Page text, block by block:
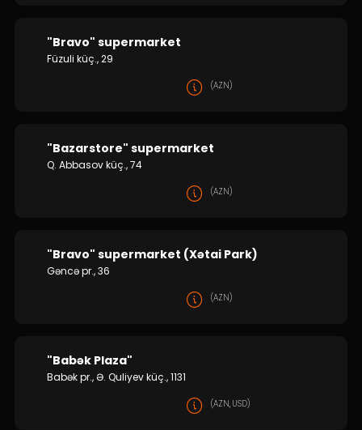
"Bravo" supermarket
Füzuli küç., 29
(AZN)
"Bazarstore" supermarket
Q. Abbasov küç., 74
(AZN)
"Bravo" supermarket (Xətai Park)
Gəncə pr., 36
(AZN)
"Babək Plaza"
Babək pr., Ə. Quliyev küç., 1131
(AZN, USD)